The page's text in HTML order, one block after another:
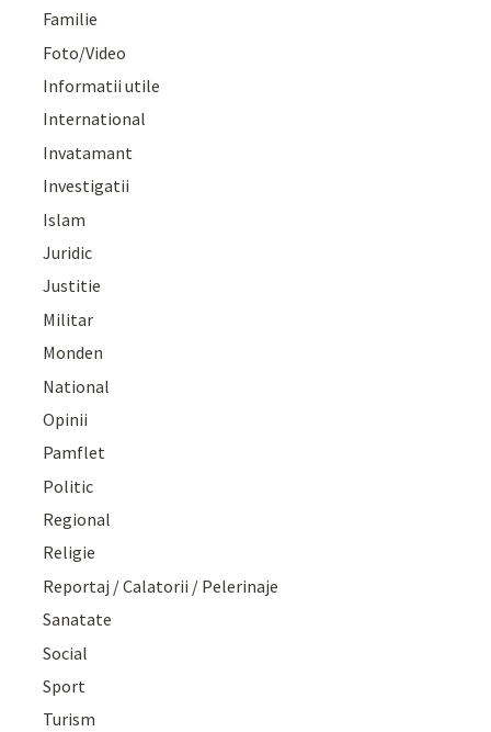
Familie
Foto/Video
Informatii utile
International
Invatamant
Investigatii
Islam
Juridic
Justitie
Militar
Monden
National
Opinii
Pamflet
Politic
Regional
Religie
Reportaj / Calatorii / Pelerinaje
Sanatate
Social
Sport
Turism